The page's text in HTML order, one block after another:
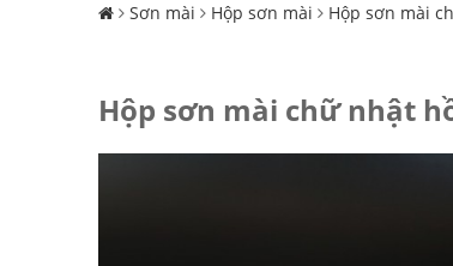
Sơn mài Hộp sơn mài Hộp sơn mài
Hộp sơn mài chữ nhật